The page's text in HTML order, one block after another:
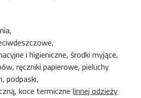
i higieniczne, środki myjące,
ręczniki papierowe, pieluchy
podpaski,
koce termiczne (innej odzieży